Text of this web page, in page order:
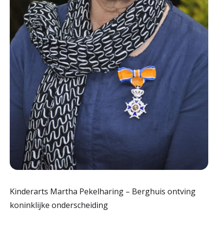
Kinderarts Martha Pekelharing – Berghuis ontving
koninklijke onderscheiding